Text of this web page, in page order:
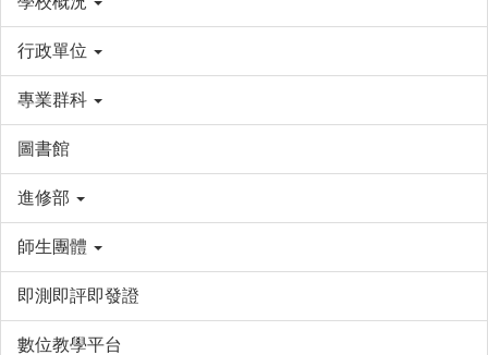
行政單位
專業群科
圖書館
進修部
師生團體
即測即評即發證
數位教學平台